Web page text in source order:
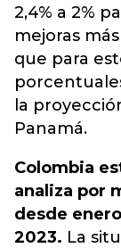
2,4% a 2%
mejoras
que para
la
Panamá.
Colombia
analiza por
desde enero
2023. La